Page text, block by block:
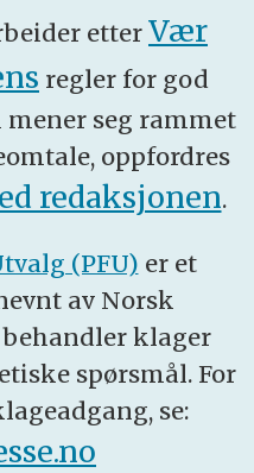
etter Vær
regler for god
mener seg rammet
oppfordres
redaksjonen.
(PFU) er et
av Norsk
klager
spørsmål. For
se: